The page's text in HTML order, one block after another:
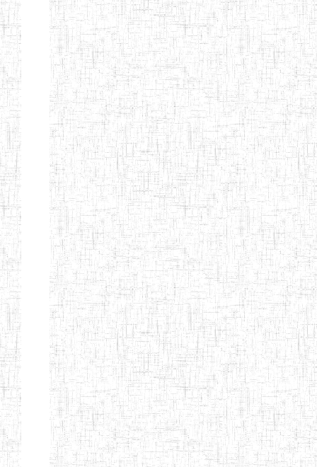
ENI
Chercher:
Effacer les filtres
Denomination
Type
Nature
Arrondissement
Denomination Création Type
ENIEG DE
01/08/2000 ENIEG